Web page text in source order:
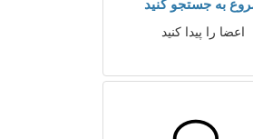
به جستجو کنید
اعضا را پیدا کنید